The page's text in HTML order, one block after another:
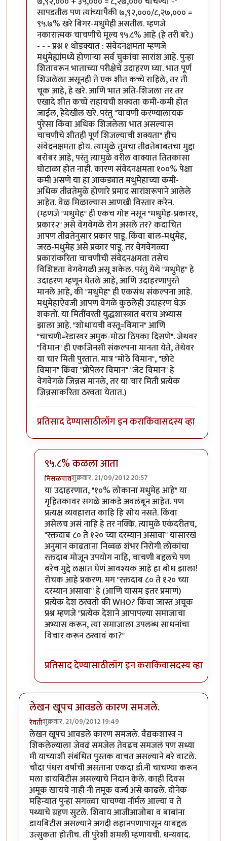
सापडतील पण त्यांच्यापैकी ७,९२,०००/८,२७,००० =
९५.७% खरे बिगर-मधुमेही असतील. म्हणजे
नकारात्मक चाचणीचे मूल्य ९५.८% आहे (हे तरी बरे.)
- - - प्रश्न १ थोडक्यात : संवेदनक्षमता म्हणजे
मधुमेह्यांमध्ये होणार्‍या सर्व चुकांचा सारांश आहे. पुन्हा
शितावरून भाताच्या परीक्षेचे उदाहरण घ्या. भात पूर्ण
शिजलेला असूनही ते एक शीत कच्चे राहिले, तर ती
चूक आहे, हे खरे. आणि भात अति-शिजला तर तर
एखादे शीत कच्चे राहायची शक्यता कमी-कमी होत
जाईल, हेदेखील खरे. परंतु "चाचणी करण्यालायक
पुरेसा किंवा अधिक शिजलेला भात असल्यास
चाचणीचे शीतही पूर्ण शिजल्याची शक्यता" हीच
संवेदनक्षमता होय. त्यामुळे तुमचा तीव्रतेबाबतचा मुद्दा
बरोबर आहे, परंतु त्यामुळे वरील वाक्यात तितकासा
घोटाळा होत नाही. कारण संवेदनक्षमता १००% पेक्षा
कमी असणे या हा आकड्यात मधुमेहाच्या कमी-
अधिक तीव्रतेमुळे होणारे प्रमाद सारांशरूपाने आलेले
आहेत. वेळ मिळाल्यास आणखी विस्तार करेन.
(म्हणजे "मधुमेह" ही एकच गोष्ट नसून "मधुमेह-प्रकार१,
प्रकार२" असे वेगवेगळे रोग असले तर? कदाचित
आपण तीव्रतेनुसार प्रकार पाडू. किंवा बाल-मधुमेह,
जरठ-मधुमेह असे प्रकार पाडू. तर वेगवेगळ्या
प्रकारांकरिता चाचणीची संवेदनक्षमता तसेच
विशिष्टता वेगवेगळी असू शकेल. परंतु येथे "मधुमेह" हे
उदाहरण म्हणून घेतले आहे, आणि उदाहरणापुरते
मानले आहे, की "मधुमेह" ही एकसंध संकल्पना आहे.
मधुमेहाऐवजी आपण वेगळे कुठलेही उदाहरण घेऊ
शकतो. या मितींवरती युद्धशास्त्रात बराच अभ्यास
झाला आहे. "शोधायची वस्तू=विमान" आणि
"चाचणी=रेडारवर अमुक-मोठा ठिपका दिसणे". जेथवर
"विमान" ही एकजिनसी संकल्पना मानता येते, तेथेवर
या चार मिती पुरतात. मात्र "मोठे विमान", "छोटे
विमान" किंवा "प्रोपेलर विमान" "जेट विमान" हे
वेगवेगळे जिन्नस मानले, तर या चार मिती प्रत्येक
जिन्नसाकरिता ठरवता येतात.)
प्रतिसाद देण्यासाठीलॉग इन कराकिंवासदस्य व्हा
९५.८% कळला आता
मिसळपावशुक्रवार, 21/09/2012 20:57
In reply toत्यातल्या त्यात सोपे उत्तेर आधीby
या उदाहरणात, "१०% लोकाना मधुमेह आहे" या
गृहितकावर सगळे आकडे अवलंबून आहेत. पण
प्रत्यक्ष व्यवहारात काहि हि सोय नसते. किंवा
असेलच असं नाहि हे तर नक्कि. त्यामुळे एकंदरीतच,
"रक्तदाब ८० ते १२० च्या दरम्यान असावा" यासारखं
अनुमान काढताना निव्वळ शंभर निरोगी लोकांचा
रक्तदाब मोजून उपयोग नाहि, चाचणी बद्दलचे पण
बरेच मुद्दे लक्षात घेणं आवश्यक आहे हा बोध झाला!
रोचक आहे प्रकरण. मग "रक्तदाब ८० ते १२० च्या
दरम्यान असावा" हे (आणि यासम इतर प्रमाणं)
प्रत्येक देश ठरवतो की WHO? किंवा जास्त अचूक
प्रश्न म्हणजे "प्रत्येक देशाने आपापल्या समाजाचा
अभ्यास करून, त्या समाजाला उपलब्ध साधनांचा
विचार करून ठरवावं का?"
प्रतिसाद देण्यासाठीलॉग इन कराकिंवासदस्य व्हा
लेखन खूपच आवडले कारण समजले.
रेवतीशुक्रवार, 21/09/2012 19:49
लेखन खूपच आवडले कारण समजले. वैद्यकशास्त्र न
शिकलेल्याला जेवढं समजेल तेवढच समजलं पण सध्या
मी याच्याशी संबंधित पुस्तक वाचत असल्याने बरे वाटले.
चौदा पंधरा वर्षाची असताना एकदा डाँ.नी चाचण्या करून
मला डायबिटीस असल्याचे निदान केले. काही दिवस
अमूक खायचे नाही नी तमूक वर्ज्य असे काढले. दोनेक
महिन्यात पुन्हा सगळ्या चाचण्या नॉर्मल आल्या व ते
पथ्याचे ग्रहण सुटले. शिवाय आजीआजोबा व बाबांना
डायबिटीस असल्याने अगदी लहानपणापासून याबद्दल
उत्सुकता होतीच. ती पुरेशी शमली म्हणायची. धन्यवाद.